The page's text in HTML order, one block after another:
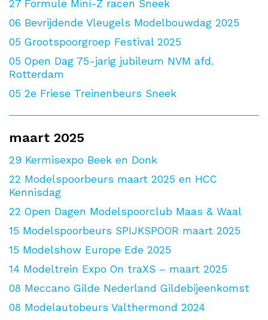
27 Formule Mini-Z racen Sneek
06 Bevrijdende Vleugels Modelbouwdag 2025
05 Grootspoorgroep Festival 2025
05 Open Dag 75-jarig jubileum NVM afd.
Rotterdam
05 2e Friese Treinenbeurs Sneek
maart 2025
29 Kermisexpo Beek en Donk
22 Modelspoorbeurs maart 2025 en HCC
Kennisdag
22 Open Dagen Modelspoorclub Maas & Waal
15 Modelspoorbeurs SPIJKSPOOR maart 2025
15 Modelshow Europe Ede 2025
14 Modeltrein Expo On traXS – maart 2025
08 Meccano Gilde Nederland Gildebijeenkomst
08 Modelautobeurs Valthermond 2024